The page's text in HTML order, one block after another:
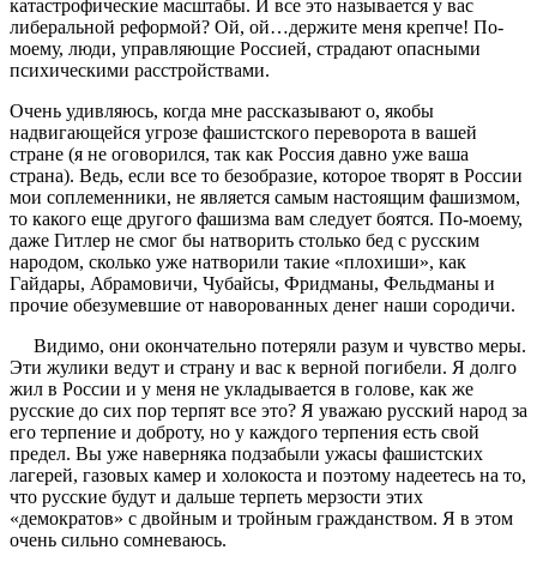
катастрофические масштабы. И все это называется у вас
либеральной реформой? Ой, ой…держите меня крепче! По-
моему, люди, управляющие Россией, страдают опасными
психическими расстройствами.
Очень удивляюсь, когда мне рассказывают о, якобы
надвигающейся угрозе фашистского переворота в вашей
стране (я не оговорился, так как Россия давно уже ваша
страна). Ведь, если все то безобразие, которое творят в России
мои соплеменники, не является самым настоящим фашизмом,
то какого еще другого фашизма вам следует боятся. По-моему,
даже Гитлер не смог бы натворить столько бед с русским
народом, сколько уже натворили такие «плохиши», как
Гайдары, Абрамовичи, Чубайсы, Фридманы, Фельдманы и
прочие обезумевшие от наворованных денег наши сородичи.
Видимо, они окончательно потеряли разум и чувство меры.
Эти жулики ведут и страну и вас к верной погибели. Я долго
жил в России и у меня не укладывается в голове, как же
русские до сих пор терпят все это? Я уважаю русский народ за
его терпение и доброту, но у каждого терпения есть свой
предел. Вы уже наверняка подзабыли ужасы фашистских
лагерей, газовых камер и холокоста и поэтому надеетесь на то,
что русские будут и дальше терпеть мерзости этих
«демократов» с двойным и тройным гражданством. Я в этом
очень сильно сомневаюсь.